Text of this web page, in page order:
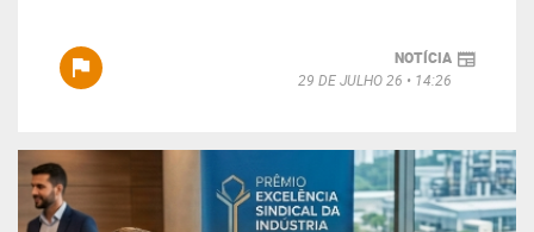
NOTÍCIA
29 DE JULHO 26
14:26